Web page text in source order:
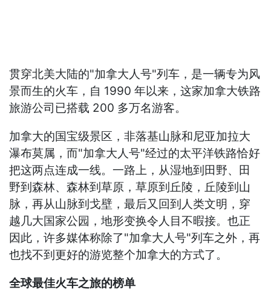
贯穿北美大陆的"加拿大人号"列车，是一辆专为风
景而生的火车，自 1990 年以来，这家加拿大铁路
旅游公司已搭载 200 多万名游客。
加拿大的国宝级景区，非落基山脉和尼亚加拉大
瀑布莫属，而"加拿大人号"经过的太平洋铁路恰好
把这两点连成一线。一路上，从湿地到田野、田
野到森林、森林到草原，草原到丘陵，丘陵到山
脉，再从山脉到戈壁，最后又回到人类文明，穿
越几大国家公园，地形变换令人目不暇接。也正
因此，许多媒体称除了"加拿大人号"列车之外，再
也找不到更好的游览整个加拿大的方式了。
全球最佳火车之旅的榜单